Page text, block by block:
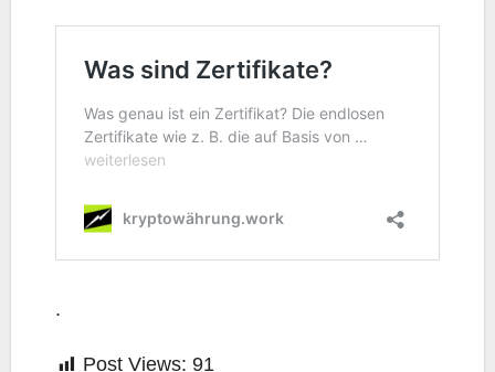
.
Post Views: 91